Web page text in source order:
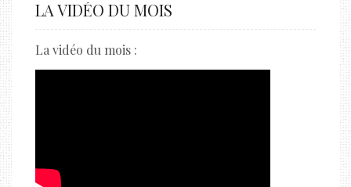
LA VIDÉO DU MOIS
La vidéo du mois :